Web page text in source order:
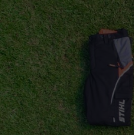
(ronde kop):
mm
beits